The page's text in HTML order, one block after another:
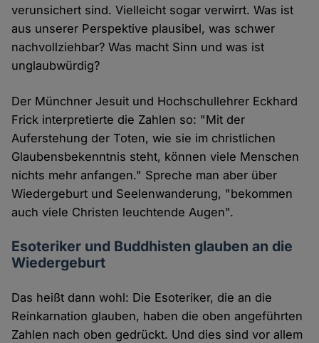
verunsichert sind. Vielleicht sogar verwirrt. Was ist
aus unserer Perspektive plausibel, was schwer
nachvollziehbar? Was macht Sinn und was ist
unglaubwürdig?
Der Münchner Jesuit und Hochschullehrer Eckhard
Frick interpretierte die Zahlen so: "Mit der
Auferstehung der Toten, wie sie im christlichen
Glaubensbekenntnis steht, können viele Menschen
nichts mehr anfangen." Spreche man aber über
Wiedergeburt und Seelenwanderung, "bekommen
auch viele Christen leuchtende Augen".
Esoteriker und Buddhisten glauben an die
Wiedergeburt
Das heißt dann wohl: Die Esoteriker, die an die
Reinkarnation glauben, haben die oben angeführten
Zahlen nach oben gedrückt. Und dies sind vor allem